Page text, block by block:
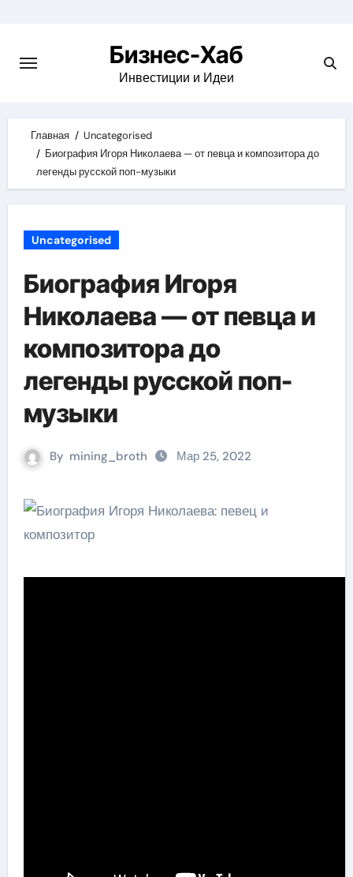
content
Бизнес-Хаб
Инвестиции и Идеи
Главная
Uncategorised
Биография Игоря Николаева — от певца и композитора до
легенды русской поп-музыки
Uncategorised
Биография Игоря
Николаева — от певца и
композитора до
легенды русской поп-
музыки
By mining_broth Мар 25, 2022